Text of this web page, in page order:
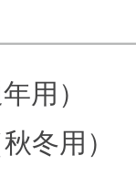
用）
冬用）